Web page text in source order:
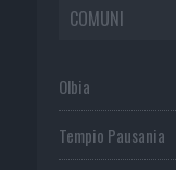
COMUNI
Olbia
Tempio Pausania